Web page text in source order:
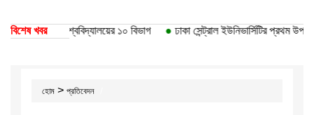
বিশেষ খবরঢাকা বিশ্ববিদ্যালয়ের ১০ বিভাগ ঢাকা সেন্ট্রাল ইউনিভার্সিটির প্রথম
হোম > প্রতিবেদন